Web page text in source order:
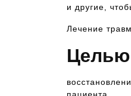
и другие,
Лечение
Целью